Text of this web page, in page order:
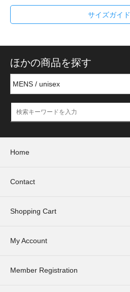
サイズガイド
ほかの商品を探す
Home
Contact
Shopping Cart
My Account
Member Registration